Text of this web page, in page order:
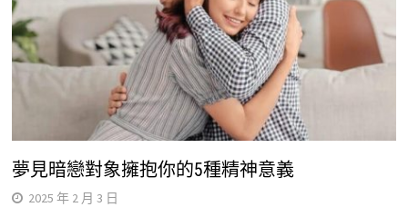
夢見暗戀對象擁抱你的5種精神意義
2025 年 2 月 3 日